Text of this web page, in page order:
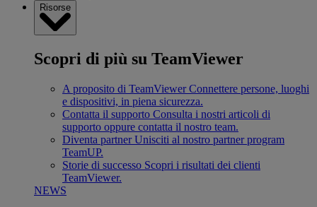
Risorse
Scopri di più su TeamViewer
A proposito di TeamViewer Connettere persone, luoghi
e dispositivi, in piena sicurezza.
Contatta il supporto Consulta i nostri articoli di
supporto oppure contatta il nostro team.
Diventa partner Unisciti al nostro partner program
TeamUP.
Storie di successo Scopri i risultati dei clienti
TeamViewer.
NEWS